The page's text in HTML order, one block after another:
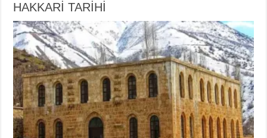
HAKKARİ TARİHİ